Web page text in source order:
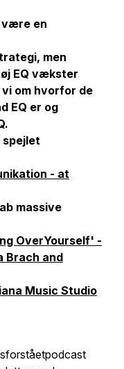
være en
men
EQ vækster
om hvorfor de
EQ er og
spejlet
- at
massive
OverYourself' -
Brach and
Music Studio